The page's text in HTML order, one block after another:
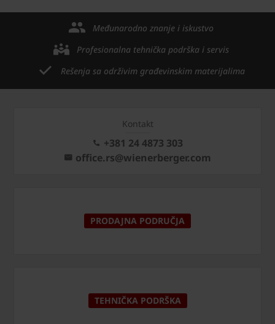
Međunarodno znanje i iskustvo
Profesionalna tehnička podrška i servis
Rešenja sa održivim građevinskim materijalima
Kontakt
+381 24 4873 303
office.rs@wienerberger.com
PRODAJNA PODRUČJA
TEHNIČKA PODRŠKA